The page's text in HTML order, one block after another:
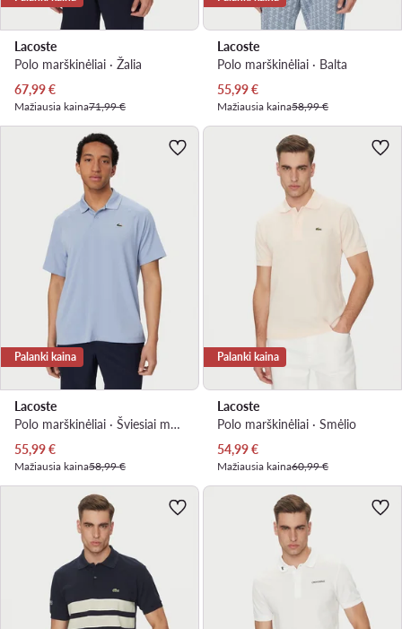
Lacoste
Polo marškinėliai · Žalia
Dabartinė kaina
67,99€
Mažiausia kaina71,99 €
Lacoste
Polo marškinėliai · Balta
Dabartinė kaina
55,99€
Mažiausia kaina58,99 €
Palanki kaina
Lacoste
Polo marškinėliai · Šviesiai mėlyna
Dabartinė kaina
55,99€
Mažiausia kaina58,99 €
Palanki kaina
Lacoste
Polo marškinėliai · Smėlio
Dabartinė kaina
54,99€
Mažiausia kaina60,99 €